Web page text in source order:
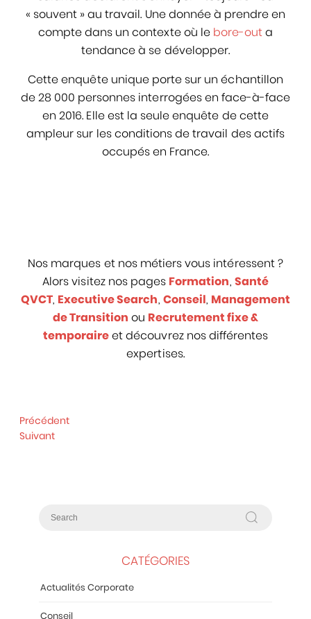
« souvent » au travail. Une donnée à prendre en
compte dans un contexte où le bore-outa
tendance à se développer.
Cette enquête unique porte sur un échantillon
de 28 000 personnes interrogées en face-à-face
en 2016. Elle est la seule enquête de cette
ampleur sur les conditions de travail des actifs
occupés en France.
Nos marques et nos métiers vous intéressent ?
Alors visitez nos pages Formation, Santé
QVCT, Executive Search, Conseil, Management
de Transition ou Recrutement fixe &
temporaireet découvrez nos différentes
expertises.
Précédent
Suivant
CATÉGORIES
Actualités Corporate
Conseil